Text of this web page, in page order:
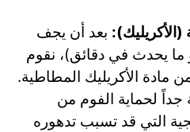
بعد أن يجف
ما يحدث في دقائق)، نقوم
مادة الأكريليك المطاطية.
لحماية الفوم من
التي قد تسبب تدهوره